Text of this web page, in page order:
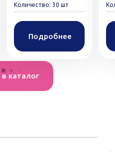
Количество: 30 шт
Подробнее
каталог